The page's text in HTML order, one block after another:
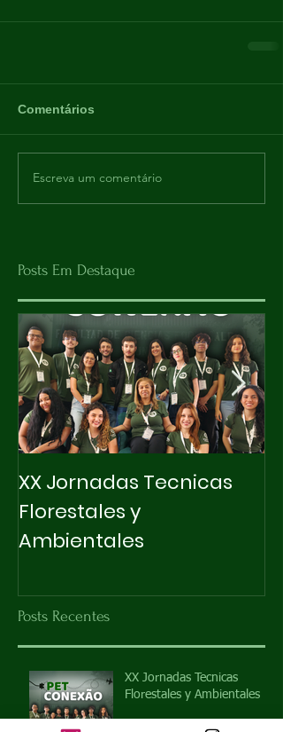
Comentários
Escreva um comentário
Posts Em Destaque
XX Jornadas Tecnicas
Florestales y
Ambientales
Posts Recentes
XX Jornadas Tecnicas
Florestales y Ambientales